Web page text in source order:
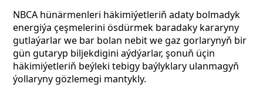
NBCA hünärmenleri häkimiýetleriň adaty bolmadyk
energiýa çeşmelerini ösdürmek baradaky kararyny
gutlaýarlar we bar bolan nebit we gaz gorlarynyň bir
gün gutaryp biljekdigini aýdýarlar, şonuň üçin
häkimiýetleriň beýleki tebigy baýlyklary ulanmagyň
ýollaryny gözlemegi mantykly.